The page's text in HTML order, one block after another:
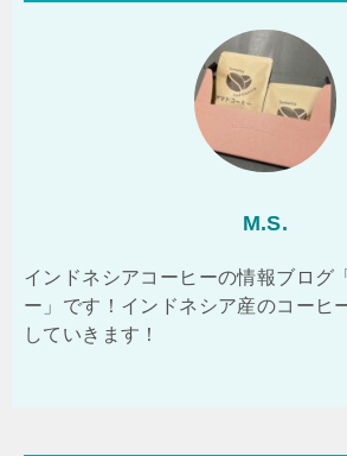
M.S.
インドネシアコーヒーの情報ブログ
ー」です！インドネシア産のコーヒ
していきます！